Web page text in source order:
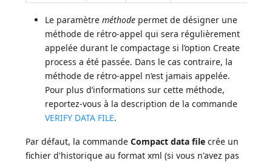
Le paramètreméthode permet de désigner une
méthode de rétro-appel qui sera régulièrement
appelée durant le compactage si l’option Create
process a été passée. Dans le cas contraire, la
méthode de rétro-appel n’est jamais appelée.
Pour plus d’informations sur cette méthode,
reportez-vous à la description de la commande
VERIFY DATA FILE.
Par défaut, la commandeCompact data file crée un
fichier d'historique au format xml (si vous n'avez pas